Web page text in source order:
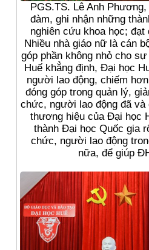
PGS.TS. Lê Anh
đàm, ghi nhận những
nghiên cứu khoa học;
Nhiều nhà giáo nữ là cán
góp phần không nhỏ cho
Huế khẳng định, Đại học
người lao động, chiếm
đóng góp trong quản lý,
chức, người lao động đã và
thương hiệu của Đại học
thành Đại học Quốc gia
chức, người lao động
nữa, để giúp